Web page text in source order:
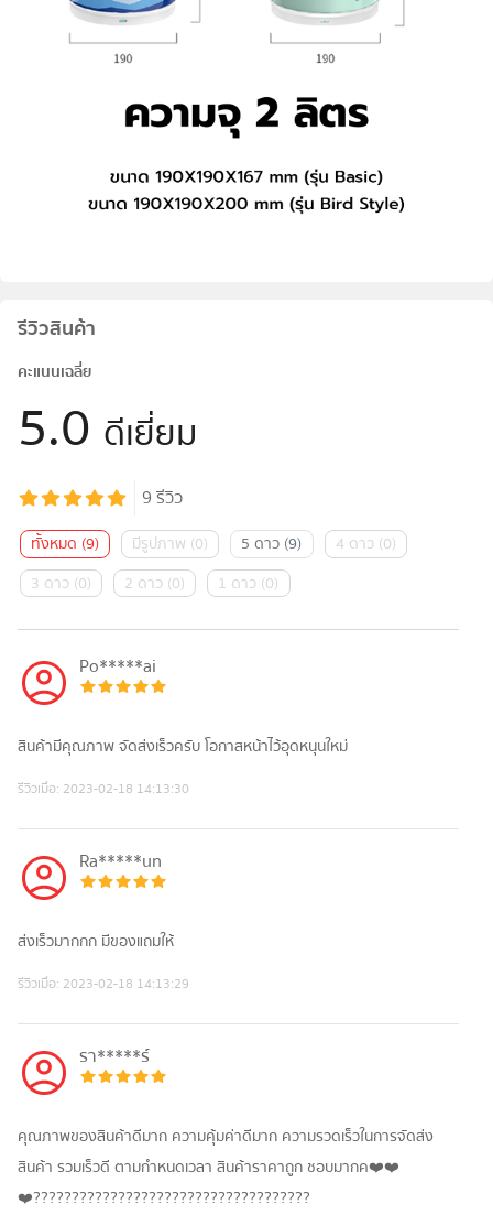
รีวิวสินค้า
คะแนนเฉลี่ย
5.0 ดีเยี่ยม
9รีวิว
ทั้งหมด (9) มีรูปภาพ (0) 5 ดาว (9) 4 ดาว (0)
3 ดาว (0) 2 ดาว (0) 1 ดาว (0)
Po*****ai
สินค้ามีคุณภาพ จัดส่งเร็วครับ โอกาสหน้าไว้อุดหนุนใหม่
รีวิวเมื่อ: 2023-02-18 14:13:30
Ra*****un
ส่งเร็วมากกก มีของแถมให้
รีวิวเมื่อ: 2023-02-18 14:13:29
รา*****ร์
คุณภาพของสินค้าดีมาก ความคุ้มค่าดีมาก ความรวดเร็วในการจัดส่ง
สินค้า รวมเร็วดี ตามกำหนดเวลา สินค้าราคาถูก ชอบมากค❤️❤️
❤️????????????????????????????????????